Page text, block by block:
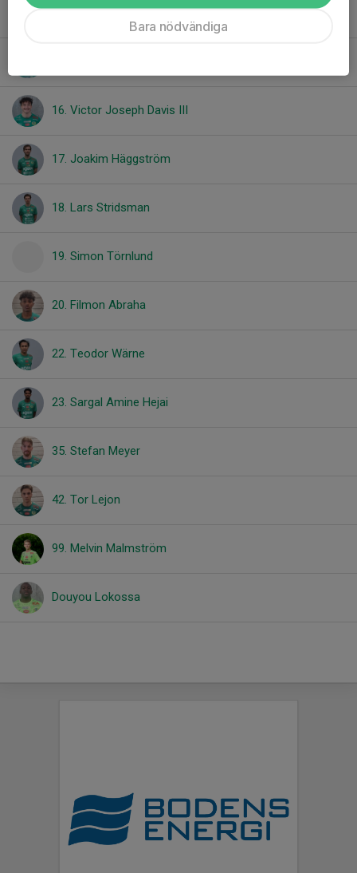
14. Jack Nilsson
16. Victor Joseph Davis III
17. Joakim Häggström
18. Lars Stridsman
19. Simon Törnlund
20. Filmon Abraha
22. Teodor Wärne
23. Sargal Amine Hejai
35. Stefan Meyer
42. Tor Lejon
99. Melvin Malmström
Douyou Lokossa
Bara nödvändiga